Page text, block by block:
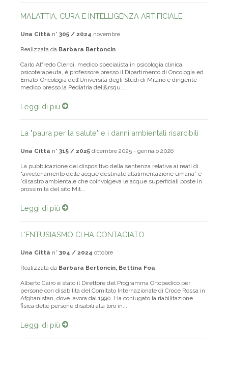
MALATTIA, CURA E INTELLIGENZA ARTIFICIALE
Una Città n° 305 / 2024 novembre
Realizzata da Barbara Bertoncin
Carlo Alfredo Clerici, medico specialista in psicologia clinica,
psicoterapeuta, è professore presso il Dipartimento di Oncologia ed
Emato-Oncologia dell’Università degli Studi di Milano e dirigente
medico presso la Pediatria dell&rsqu...
Leggi di più
La "paura per la salute" e i danni ambientali risarcibili
Una Città n° 315 / 2025 dicembre 2025 - gennaio 2026
La pubblicazione del dispositivo della sentenza relativa ai reati di
“avvelenamento delle acque destinate all’alimentazione umana” e
“disastro ambientale che coinvolgeva le acque superficiali poste in
prossimità del sito Mit...
Leggi di più
L'ENTUSIASMO CI HA CONTAGIATO
Una Città n° 304 / 2024 ottobre
Realizzata da Barbara Bertoncin, Bettina Foa
Alberto Cairo è stato il Direttore del Programma Ortopedico per
persone con disabilità del Comitato Internazionale di Croce Rossa in
Afghanistan, dove lavora dal 1990. Ha coniugato la riabilitazione
fisica delle persone disabili alla loro in...
Leggi di più